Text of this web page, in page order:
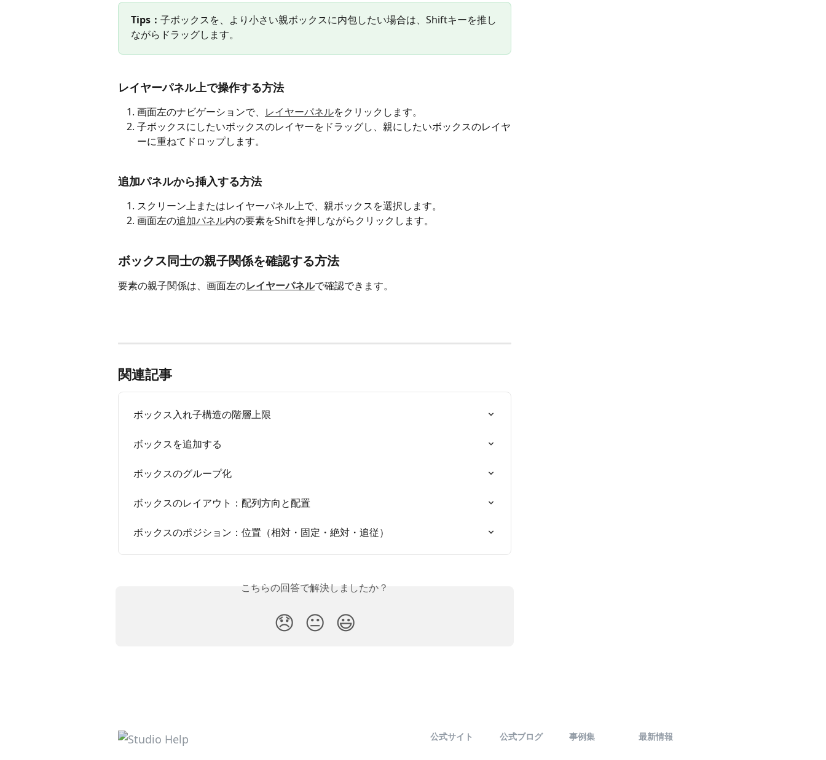
Tips： 子ボックスを、より小さい親ボックスに内包したい場合は、Shiftキーを推し
ながらドラッグします。
レイヤーパネル上で操作する方法
画面左のナビゲーションで、 レイヤーパネルをクリックします。
子ボックスにしたいボックスのレイヤーをドラッグし、親にしたいボックスのレイヤ
ーに重ねてドロップします。
追加パネルから挿入する方法
スクリーン上またはレイヤーパネル上で、親ボックスを選択します。
画面左の追加パネル内の要素をShiftを押しながらクリックします。
ボックス同士の親子関係を確認する方法
要素の親子関係は、画面左のレイヤーパネルで確認できます。
関連記事
ボックス入れ子構造の階層上限
ボックスを追加する
ボックスのグループ化
ボックスのレイアウト：配列方向と配置
ボックスのポジション：位置（相対・固定・絶対・追従）
こちらの回答で解決しましたか？
😞 😐 😃
公式サイト 公式ブログ 事例集 最新情報